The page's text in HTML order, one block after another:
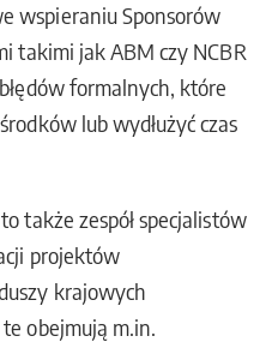
wspieraniu Sponsorów
takimi jak ABM czy NCBR
formalnych, które
lub wydłużyć czas
także zespół specjalistów
projektów
krajowych
obejmują m.in.